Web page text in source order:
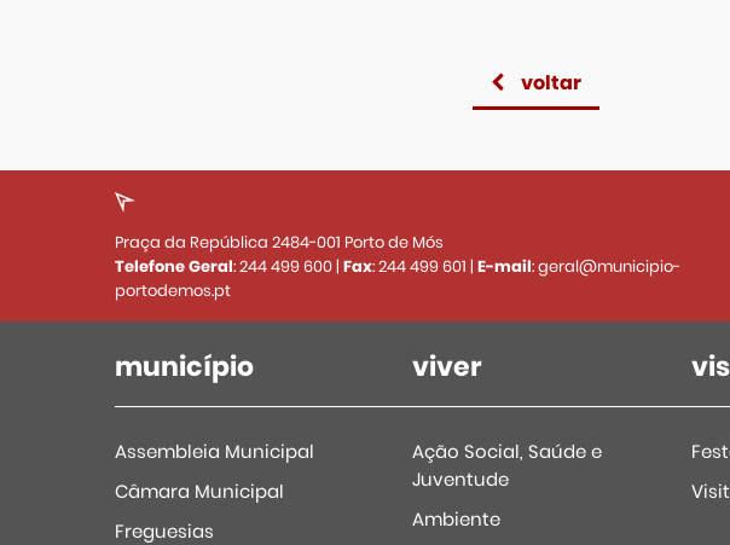
voltar
Praça da República 2484-001 Porto de Mós
Telefone Geral:244 499 600| Fax:244 499 601 | E-mail:geral@municipio-
portodemos.pt
município
Assembleia Municipal
Câmara Municipal
Freguesias
viver
Ação Social, Saúde e
Juventude
Ambiente